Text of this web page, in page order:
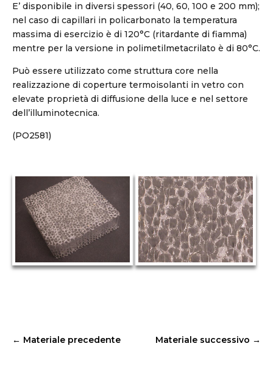
E’ disponibile in diversi spessori (40, 60, 100 e 200 mm);
nel caso di capillari in policarbonato la temperatura
massima di esercizio è di 120°C (ritardante di fiamma)
mentre per la versione in polimetilmetacrilato è di 80°C.
Può essere utilizzato come struttura core nella
realizzazione di coperture termoisolanti in vetro con
elevate proprietà di diffusione della luce e nel settore
dell’illuminotecnica.
(PO2581)
← Materiale precedente Materiale successivo →